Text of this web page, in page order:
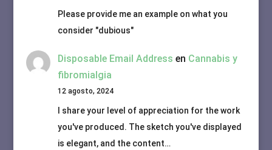
Please provide me an example on what you
consider "dubious"
Disposable Email Address en Cannabis y
fibromialgia
12 agosto, 2024
I share your level of appreciation for the work
you've produced. The sketch you've displayed
is elegant, and the content…